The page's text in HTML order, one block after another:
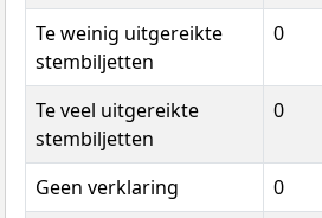
Te weinig uitgereikte
stembiljetten
0
Te veel uitgereikte
stembiljetten
0
Geen verklaring
0